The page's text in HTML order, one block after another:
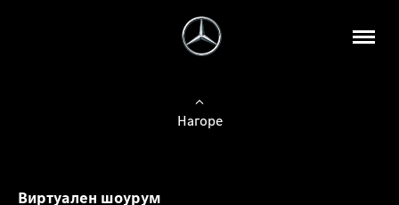
Нагоре
Виртуален шоурум